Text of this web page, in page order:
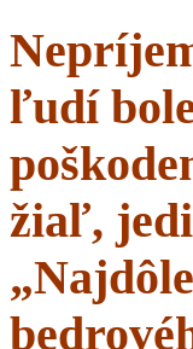
ľudí
žiaľ,